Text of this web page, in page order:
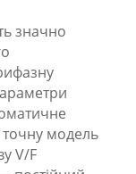
значно
модель
V/F